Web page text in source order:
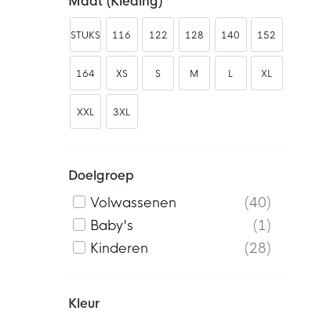
Trainingtops
STUKS 116 122 128 140 152
164 XS S M L XL
XXL 3XL
Doelgroep
Volwassenen
40
Baby's
1
Kinderen
28
Kleur